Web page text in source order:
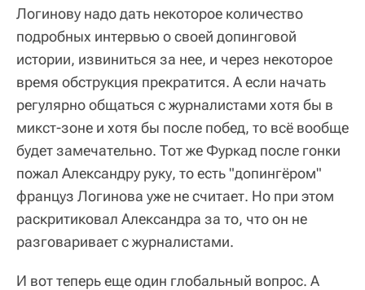
Логинову надо дать некоторое количество
подробных интервью о своей допинговой
истории, извиниться за нее, и через некоторое
время обструкция прекратится. А если начать
регулярно общаться с журналистами хотя бы в
микст-зоне и хотя бы после побед, то всё вообще
будет замечательно. Тот же Фуркад после гонки
пожал Александру руку, то есть "допингёром"
француз Логинова уже не считает. Но при этом
раскритиковал Александра за то, что он не
разговаривает с журналистами.
И вот теперь еще один глобальный вопрос. А